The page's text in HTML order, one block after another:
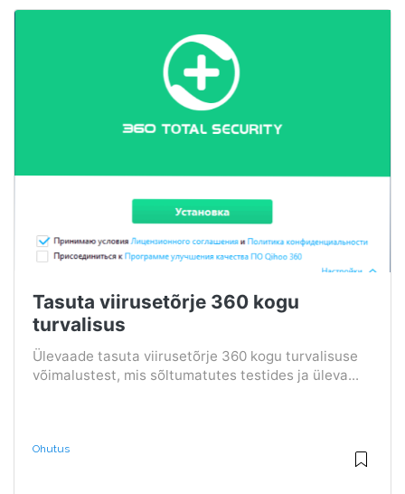
Tasuta viirusetõrje 360 ​​kogu
turvalisus
Ülevaade tasuta viirusetõrje 360 ​​kogu turvalisuse
võimalustest, mis sõltumatutes testides ja üleva...
Ohutus